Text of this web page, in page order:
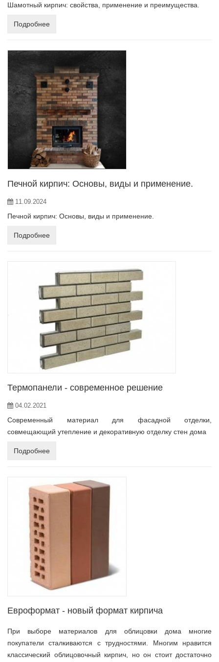
Шамотный кирпич: свойства, применение и преимущества.
Подробнее
Печной кирпич: Основы, виды и применение.
11.09.2024
Печной кирпич: Основы, виды и применение.
Подробнее
Термопанели - современное решение
04.02.2021
Современный материал для фасадной отделки,
совмещающий утепление и декоративную отделку стен дома
Подробнее
Евроформат - новый формат кирпича
При выборе материалов для облицовки дома многие
покупатели сталкиваются с трудностями. Многим нравится
классический облицовочный кирпич, но он стоит достаточно